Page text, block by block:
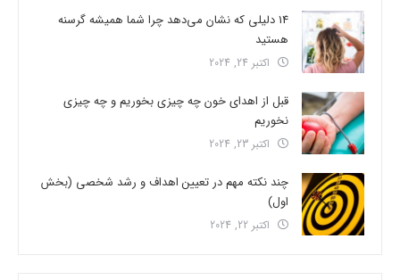
14 دلیلی که نشان می‌دهد چرا شما همیشه گرسنه
هستید
اکتبر 24, 2024
قبل از اهدای خون چه چیزی بخوریم و چه چیزی
نخوریم
اکتبر 23, 2024
چند نکته مهم در تعیین اهداف و رشد شخصی (بخش
اول)
اکتبر 22, 2024